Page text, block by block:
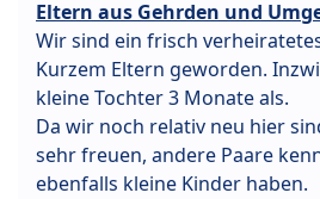
Eltern aus Gehrden und
Wir sind ein frisch
Kurzem Eltern geworden.
kleine Tochter 3 Monate als.
Da wir noch relativ neu hier
sehr freuen, andere Paare
ebenfalls kleine Kinder haben.